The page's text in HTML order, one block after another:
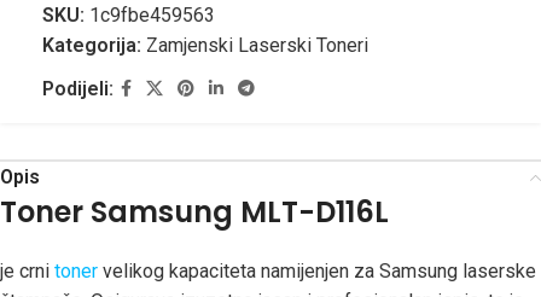
SKU: 1c9fbe459563
Kategorija: Zamjenski Laserski Toneri
Podijeli:
Opis
Toner Samsung MLT-D116L
je crni toner velikog kapaciteta namijenjen za Samsung laserske